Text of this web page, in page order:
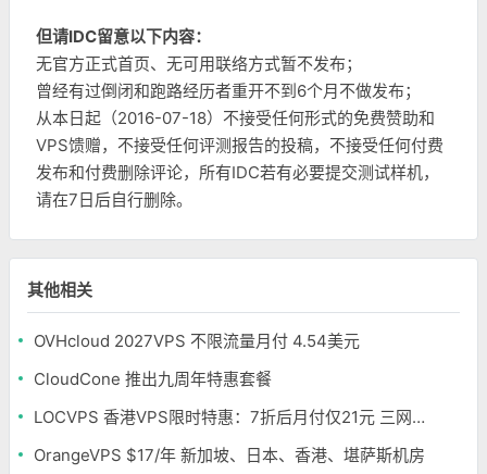
但请IDC留意以下内容：
无官方正式首页、无可用联络方式暂不发布；
曾经有过倒闭和跑路经历者重开不到6个月不做发布；
从本日起（2016-07-18）不接受任何形式的免费赞助和
VPS馈赠，不接受任何评测报告的投稿，不接受任何付费
发布和付费删除评论，所有IDC若有必要提交测试样机，
请在7日后自行删除。
其他相关
OVHcloud 2027VPS 不限流量月付 4.54美元
CloudCone 推出九周年特惠套餐
LOCVPS 香港VPS限时特惠：7折后月付仅21元 三网优化BGP线路 可选原生IP
OrangeVPS $17/年 新加坡、日本、香港、堪萨斯机房